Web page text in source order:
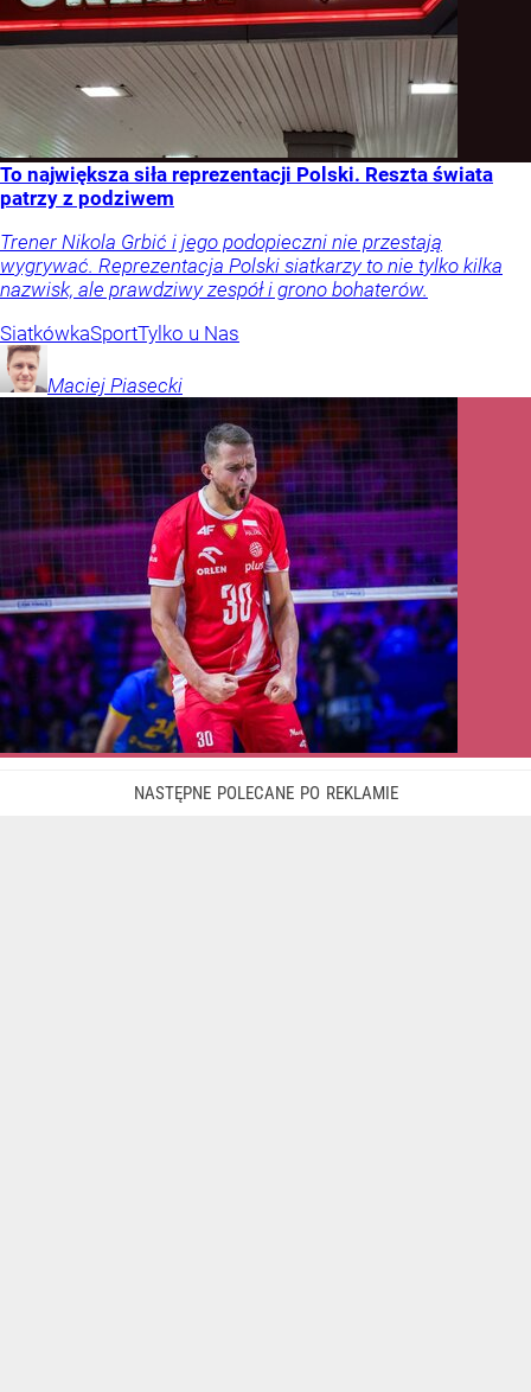
To największa siła reprezentacji Polski. Reszta świata
patrzy z podziwem
Trener Nikola Grbić i jego podopieczni nie przestają
wygrywać. Reprezentacja Polski siatkarzy to nie tylko kilka
nazwisk, ale prawdziwy zespół i grono bohaterów.
SiatkówkaSportTylko u Nas
Maciej Piasecki